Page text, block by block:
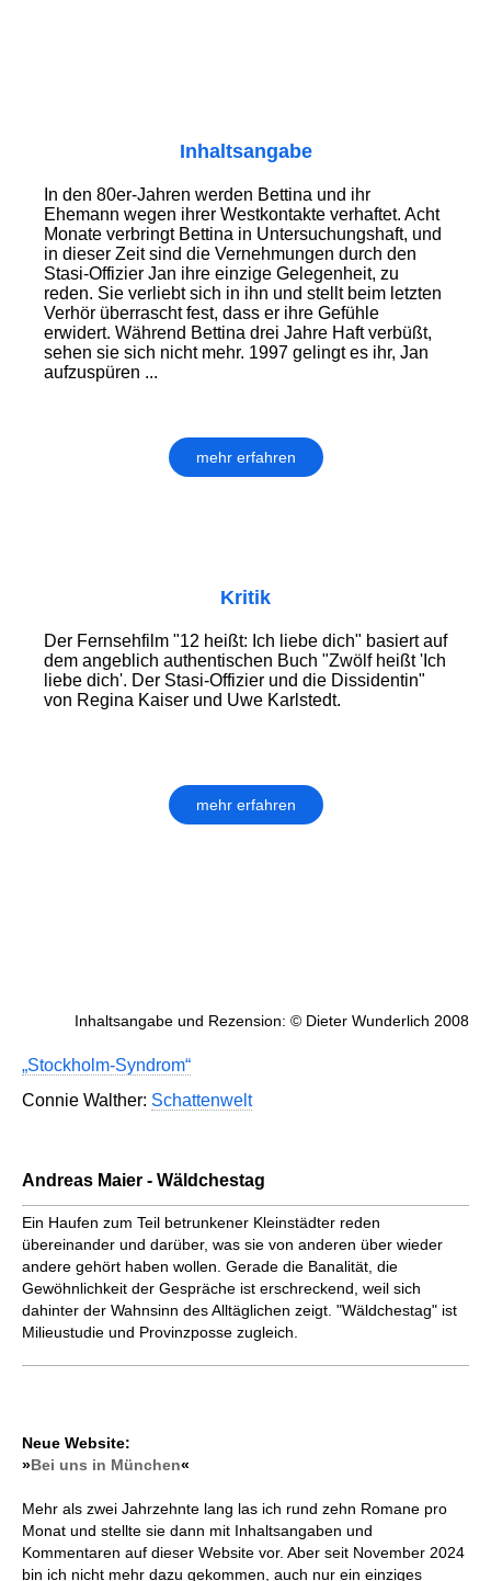
Inhaltsangabe
In den 80er-Jahren werden Bettina und ihr
Ehemann wegen ihrer Westkontakte verhaftet. Acht
Monate verbringt Bettina in Untersuchungshaft, und
in dieser Zeit sind die Vernehmungen durch den
Stasi-Offizier Jan ihre einzige Gelegenheit, zu
reden. Sie verliebt sich in ihn und stellt beim letzten
Verhör überrascht fest, dass er ihre Gefühle
erwidert. Während Bettina drei Jahre Haft verbüßt,
sehen sie sich nicht mehr. 1997 gelingt es ihr, Jan
aufzuspüren ...
mehr erfahren
Kritik
Der Fernsehfilm "12 heißt: Ich liebe dich" basiert auf
dem angeblich authentischen Buch "Zwölf heißt 'Ich
liebe dich'. Der Stasi-Offizier und die Dissidentin"
von Regina Kaiser und Uwe Karlstedt.
mehr erfahren
Inhaltsangabe und Rezension: © Dieter Wunderlich 2008
„Stockholm-Syndrom“
Connie Walther: Schattenwelt
Andreas Maier - Wäldchestag
Ein Haufen zum Teil betrunkener Kleinstädter reden
übereinander und darüber, was sie von anderen über wieder
andere gehört haben wollen. Gerade die Banalität, die
Gewöhnlichkeit der Gespräche ist erschreckend, weil sich
dahinter der Wahnsinn des Alltäglichen zeigt. "Wäldchestag" ist
Milieustudie und Provinzposse zugleich.
Neue Website:
»Bei uns in München«
Mehr als zwei Jahrzehnte lang las ich rund zehn Romane pro
Monat und stellte sie dann mit Inhaltsangaben und
Kommentaren auf dieser Website vor. Aber seit November 2024
bin ich nicht mehr dazu gekommen, auch nur ein einziges